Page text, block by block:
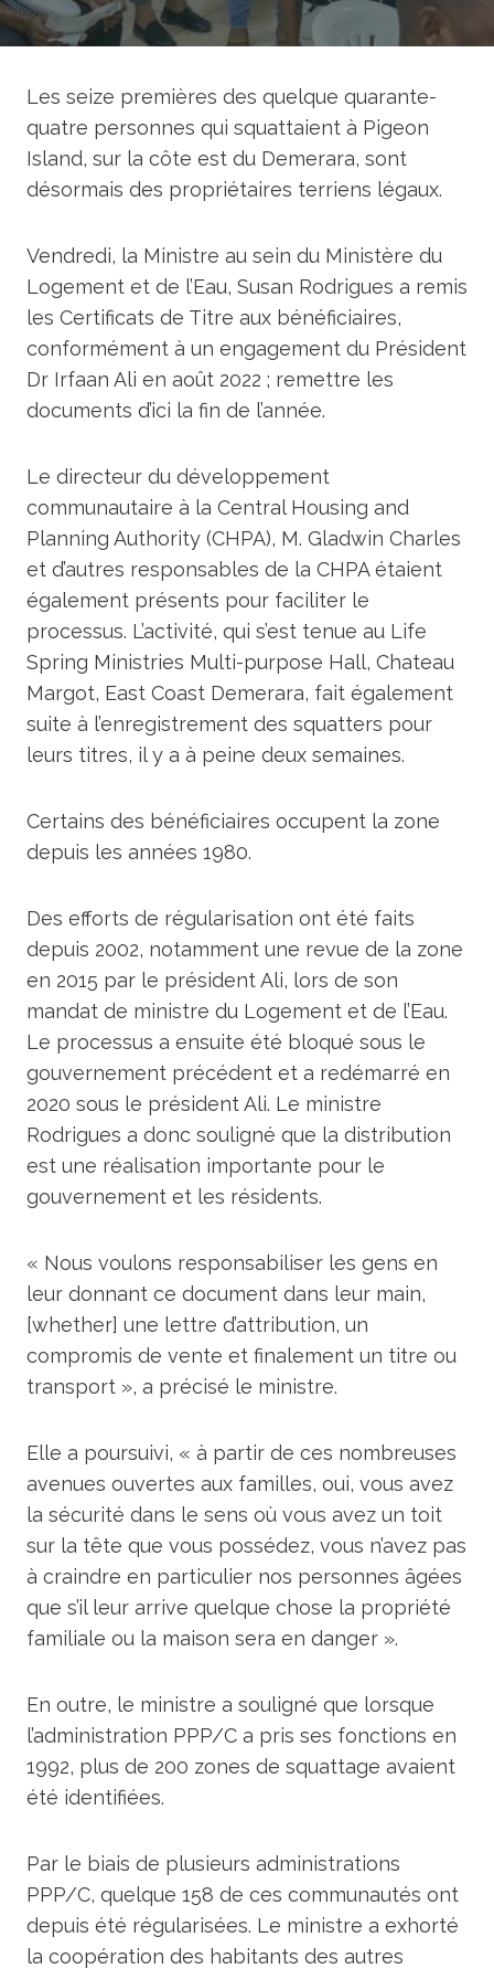
Les seize premières des quelque quarante-
quatre personnes qui squattaient à Pigeon
Island, sur la côte est du Demerara, sont
désormais des propriétaires terriens légaux.
Vendredi, la Ministre au sein du Ministère du
Logement et de l’Eau, Susan Rodrigues a remis
les Certificats de Titre aux bénéficiaires,
conformément à un engagement du Président
Dr Irfaan Ali en août 2022 ; remettre les
documents d’ici la fin de l’année.
Le directeur du développement
communautaire à la Central Housing and
Planning Authority (CHPA), M. Gladwin Charles
et d’autres responsables de la CHPA étaient
également présents pour faciliter le
processus. L’activité, qui s’est tenue au Life
Spring Ministries Multi-purpose Hall, Chateau
Margot, East Coast Demerara, fait également
suite à l’enregistrement des squatters pour
leurs titres, il y a à peine deux semaines.
Certains des bénéficiaires occupent la zone
depuis les années 1980.
Des efforts de régularisation ont été faits
depuis 2002, notamment une revue de la zone
en 2015 par le président Ali, lors de son
mandat de ministre du Logement et de l’Eau.
Le processus a ensuite été bloqué sous le
gouvernement précédent et a redémarré en
2020 sous le président Ali. Le ministre
Rodrigues a donc souligné que la distribution
est une réalisation importante pour le
gouvernement et les résidents.
« Nous voulons responsabiliser les gens en
leur donnant ce document dans leur main,
[whether] une lettre d’attribution, un
compromis de vente et finalement un titre ou
transport », a précisé le ministre.
Elle a poursuivi, « à partir de ces nombreuses
avenues ouvertes aux familles, oui, vous avez
la sécurité dans le sens où vous avez un toit
sur la tête que vous possédez, vous n’avez pas
à craindre en particulier nos personnes âgées
que s’il leur arrive quelque chose la propriété
familiale ou la maison sera en danger ».
En outre, le ministre a souligné que lorsque
l’administration PPP/C a pris ses fonctions en
1992, plus de 200 zones de squattage avaient
été identifiées.
Par le biais de plusieurs administrations
PPP/C, quelque 158 de ces communautés ont
depuis été régularisées. Le ministre a exhorté
la coopération des habitants des autres